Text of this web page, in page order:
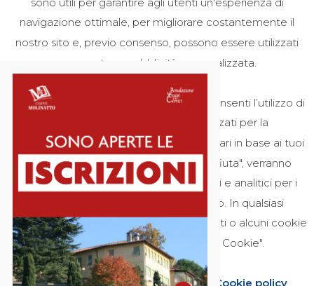
CONTATTI
segreteria@campusmolinatto.it
ORARI SEGRETERIA
LUNEDÌ – VENERDÌ:
navigazione ottimale, per migliorare costantemente il
nostro sito e, previo consenso, possono essere utilizzati
per mostrare pubblicità personalizzata.
Facendo clic sul pulsante "Accetta", acconsenti l’utilizzo di
tutti i cookie, compresi quelli utilizzati per la
personalizzazione degli annunci pubblicitari in base ai tuoi
interessi. Facendo clic sul pulsante "Rifiuta", verranno
utilizzati esclusivamente i cookie tecnici e analitici per i
quali non è necessario il tuo consenso. In qualsiasi
momento puoi revocare il consenso a tutti o alcuni cookie
cliccando sul widget "Preferenze Cookie".
Impostazioni Cookie Privacy & Cookie policy